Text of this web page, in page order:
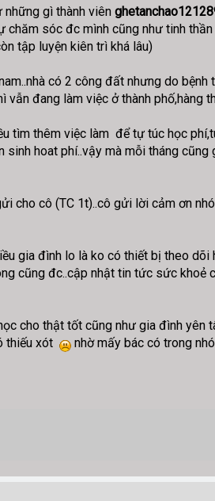
những gì thành viên
sóc đc mình cũng như tinh
tập luyện kiên trì khá lâu)
có 2 công đất nhưng do bệnh
vẫn đang làm việc ở thành phố,hàng
tìm thêm việc làm để tự túc học
hoat phí..vậy mà mỗi tháng
cho cô (TC 1t)..cô gửi lời cảm ơn
gia đình lo là ko có thiết bị theo dõi
cũng đc..cập nhật tin tức sức khoẻ
cho thật tốt cũng như gia đình yên
thiếu xót
nhờ mấy bác có trong